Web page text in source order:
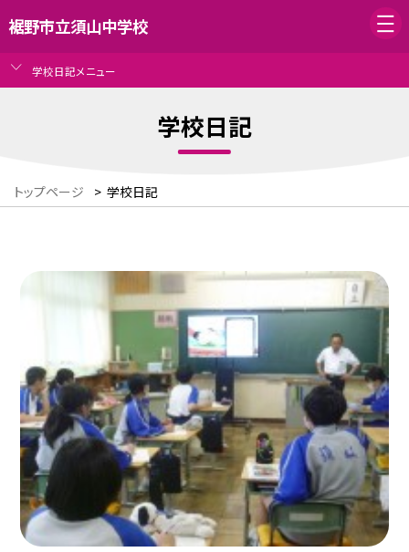
裾野市立須山中学校
学校日記メニュー
学校日記
トップページ > 学校日記